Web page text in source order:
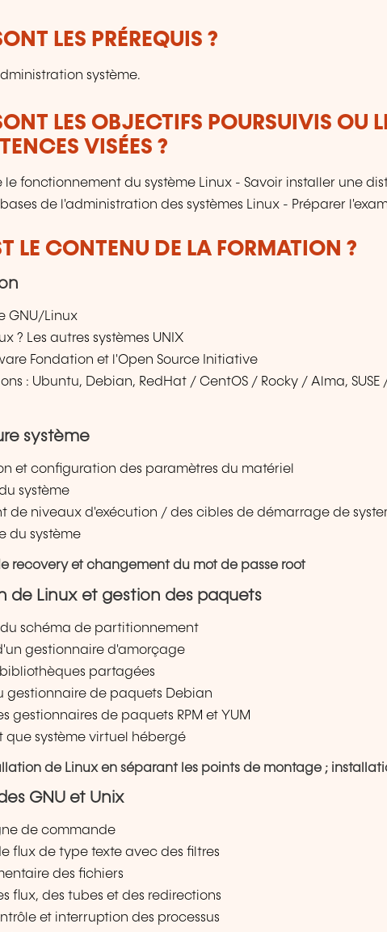
LES PRÉREQUIS ?
système.
LES OBJECTIFS POURSUIVIS OU
VISÉES ?
le fonctionnement du système Linux - Savoir installer une
de l'administration des systèmes Linux - Préparer
LE CONTENU DE LA FORMATION ?
GNU/Linux
? Les autres systèmes UNIX
Fondation et l'Open Source Initiative
: Ubuntu, Debian, RedHat / CentOS / Rocky / Alma, SUSE
système
et configuration des paramètres du matériel
système
de niveaux d'exécution / des cibles de démarrage de
du système
recovery et changement du mot de passe root
de Linux et gestion des paquets
schéma de partitionnement
gestionnaire d'amorçage
partagées
gestionnaire de paquets Debian
gestionnaires de paquets RPM et YUM
que système virtuel hébergé
de Linux en séparant les points de montage ;
GNU et Unix
de commande
flux de type texte avec des filtres
des fichiers
flux, des tubes et des redirections
et interruption des processus